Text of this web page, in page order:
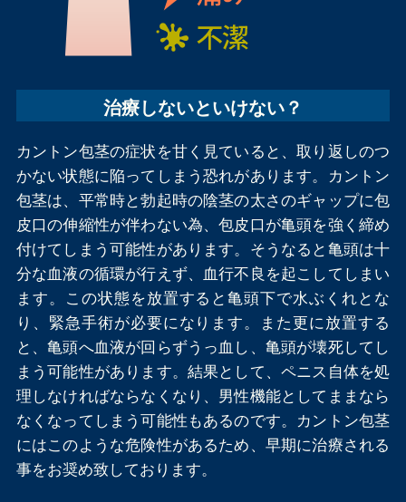
治療しないといけない？
カントン包茎の症状を甘く見ていると、取り返しのつ
かない状態に陥ってしまう恐れがあります。カントン
包茎は、平常時と勃起時の陰茎の太さのギャップに包
皮口の伸縮性が伴わない為、包皮口が亀頭を強く締め
付けてしまう可能性があります。そうなると亀頭は十
分な血液の循環が行えず、血行不良を起こしてしまい
ます。この状態を放置すると亀頭下で水ぶくれとな
り、緊急手術が必要になります。また更に放置する
と、亀頭へ血液が回らずうっ血し、亀頭が壊死してし
まう可能性があります。結果として、ペニス自体を処
理しなければならなくなり、男性機能としてままなら
なくなってしまう可能性もあるのです。カントン包茎
にはこのような危険性があるため、早期に治療される
事をお奨め致しております。